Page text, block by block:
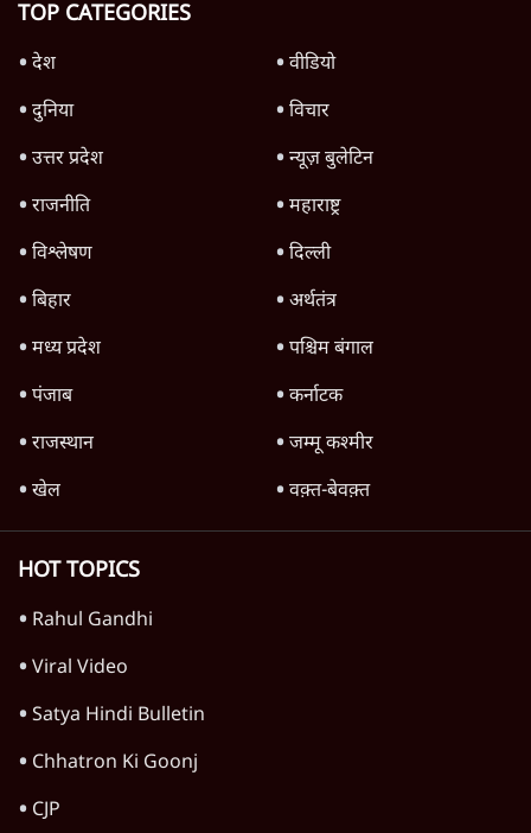
TOP CATEGORIES
देश
वीडियो
दुनिया
विचार
उत्तर प्रदेश
न्यूज़ बुलेटिन
राजनीति
महाराष्ट्र
विश्लेषण
दिल्ली
बिहार
अर्थतंत्र
मध्य प्रदेश
पश्चिम बंगाल
पंजाब
कर्नाटक
राजस्थान
जम्मू कश्मीर
खेल
वक़्त-बेवक़्त
HOT TOPICS
Rahul Gandhi
Viral Video
Satya Hindi Bulletin
Chhatron Ki Goonj
CJP